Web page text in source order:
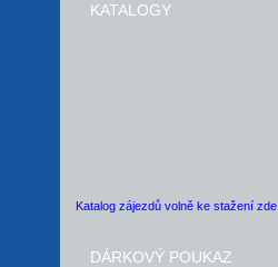
KATALOGY
Katalog zájezdů volně ke stažení zde.
DÁRKOVÝ POUKAZ